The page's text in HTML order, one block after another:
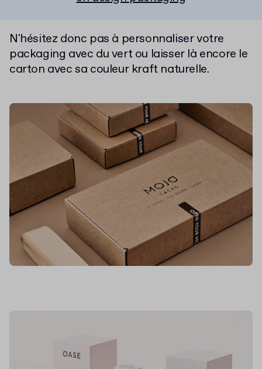
N'hésitez donc pas à personnaliser votre
packaging avec du vert ou laisser là encore le
carton avec sa couleur kraft naturelle.